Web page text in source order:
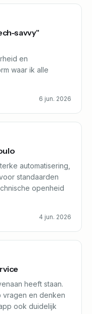
savvy"
en
waar ik alle
6 jun. 2026
automatisering,
standaarden
openheid
4 jun. 2026
heeft staan.
vragen en denken
ook duidelijk